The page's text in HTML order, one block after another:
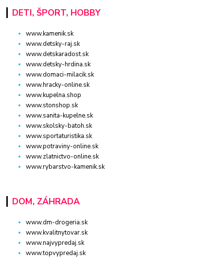
DETI, ŠPORT, HOBBY
www.kamenik.sk
www.detsky-raj.sk
www.detskaradost.sk
www.detsky-hrdina.sk
www.domaci-milacik.sk
www.hracky-online.sk
www.kupelna.shop
www.stonshop.sk
www.sanita-kupelne.sk
www.skolsky-batoh.sk
www.sportaturistika.sk
www.potraviny-online.sk
www.zlatnictvo-online.sk
www.rybarstvo-kamenik.sk
DOM, ZÁHRADA
www.dm-drogeria.sk
www.kvalitnytovar.sk
www.najvypredaj.sk
www.topvypredaj.sk